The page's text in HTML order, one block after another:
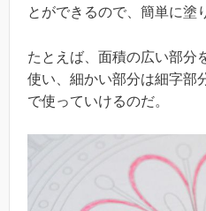
とができるので、簡単に塗
たとえば、面積の広い部分
使い、細かい部分は細字部
で使っていけるのだ。